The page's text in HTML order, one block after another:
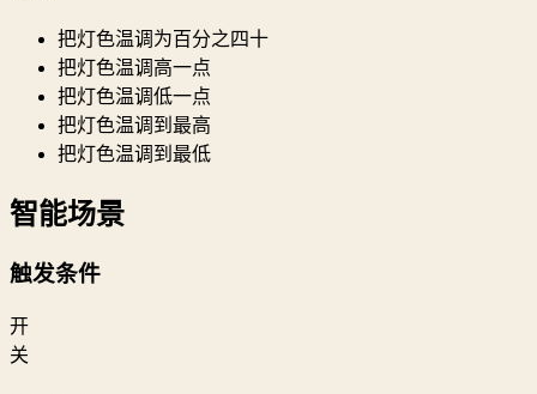
把灯色温调为百分之四十
把灯色温调高一点
把灯色温调低一点
把灯色温调到最高
把灯色温调到最低
智能场景
触发条件
开
关